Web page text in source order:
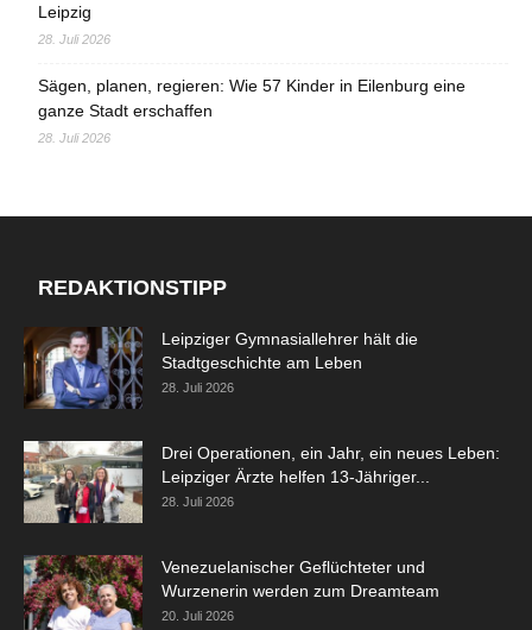
Leipzig
28. Juli 2026
Sägen, planen, regieren: Wie 57 Kinder in Eilenburg eine
ganze Stadt erschaffen
28. Juli 2026
REDAKTIONSTIPP
Leipziger Gymnasiallehrer hält die
Stadtgeschichte am Leben
28. Juli 2026
Drei Operationen, ein Jahr, ein neues Leben:
Leipziger Ärzte helfen 13-Jähriger...
28. Juli 2026
Venezuelanischer Geflüchteter und
Wurzenerin werden zum Dreamteam
20. Juli 2026